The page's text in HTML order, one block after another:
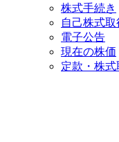
株式手続き
自己株式取
電子公告
現在の株価
定款・株式